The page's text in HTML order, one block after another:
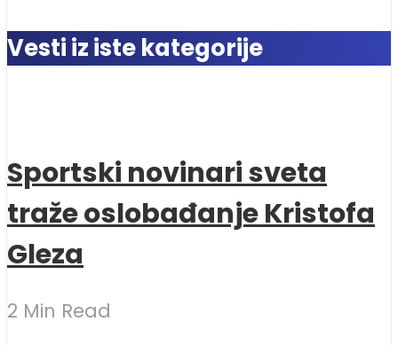
Vesti iz iste kategorije
Sportski novinari sveta
traže oslobađanje Kristofa
Gleza
2 Min Read